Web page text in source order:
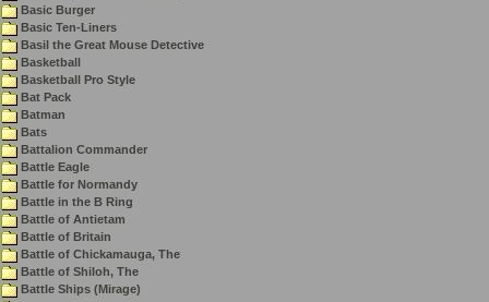
Basic Burger
Basic Ten-Liners
Basil the Great Mouse Detective
Basketball
Basketball Pro Style
Bat Pack
Batman
Bats
Battalion Commander
Battle Eagle
Battle for Normandy
Battle in the B Ring
Battle of Antietam
Battle of Britain
Battle of Chickamauga, The
Battle of Shiloh, The
Battle Ships (Mirage)